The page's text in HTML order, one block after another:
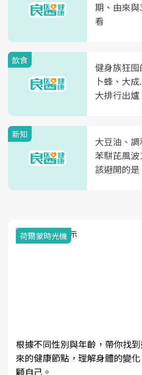
期、由來
看
飲食
健身族狂囤
卜蜂、大
大排行出
新知
大豆油、
苯駢芘風
該避開的
荷爾蒙時光機
根據不同性別與年齡，帶你找
來的健康節點，理解身體的變
顧自己。